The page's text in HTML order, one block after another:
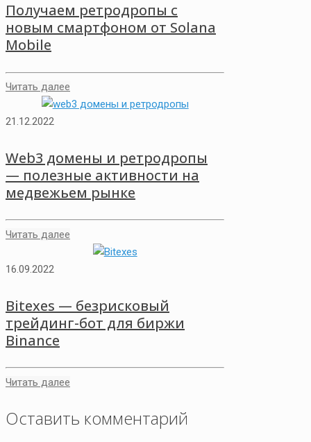
Получаем ретродропы с
новым смартфоном от Solana
Mobile
Читать далее
21.12.2022
Web3 домены и ретродропы
— полезные активности на
медвежьем рынке
Читать далее
16.09.2022
Bitexes — безрисковый
трейдинг-бот для биржи
Binance
Читать далее
Оставить комментарий